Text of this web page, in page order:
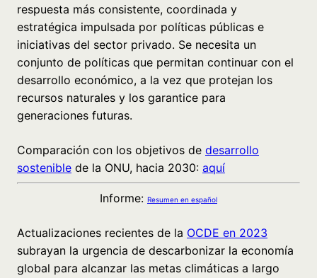
respuesta más consistente, coordinada y
estratégica impulsada por políticas públicas e
iniciativas del sector privado. Se necesita un
conjunto de políticas que permitan continuar con el
desarrollo económico, a la vez que protejan los
recursos naturales y los garantice para
generaciones futuras.
Comparación con los objetivos de desarrollo
sostenible de la ONU, hacia 2030: aquí
Informe: Resumen en español
Actualizaciones recientes de la OCDE en 2023
subrayan la urgencia de descarbonizar la economía
global para alcanzar las metas climáticas a largo